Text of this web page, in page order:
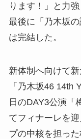
ります！」と力
最後に「乃木坂
は完結した。
新体制へ向けて
「乃木坂46 14th
日のDAY3公演「
てフィナーレを
プの中核を担っ